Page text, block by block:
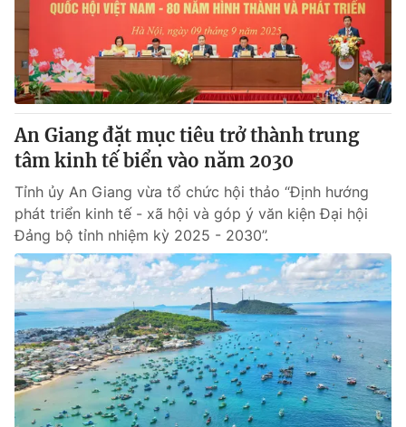
An Giang đặt mục tiêu trở thành trung
tâm kinh tế biển vào năm 2030
Tỉnh ủy An Giang vừa tổ chức hội thảo “Định hướng
phát triển kinh tế - xã hội và góp ý văn kiện Đại hội
Đảng bộ tỉnh nhiệm kỳ 2025 - 2030”.